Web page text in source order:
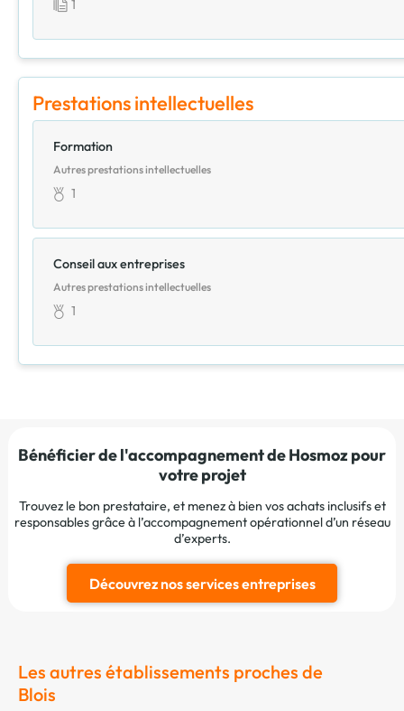
1
Prestations intellectuelles
Formation
Autres prestations intellectuelles
1
Conseil aux entreprises
Autres prestations intellectuelles
1
Bénéficier de l'accompagnement de Hosmoz pour
votre projet
Trouvez le bon prestataire, et menez à bien vos achats inclusifs et
responsables grâce à l’accompagnement opérationnel d’un réseau
d’experts.
Découvrez nos services entreprises
Les autres établissements proches de
Blois